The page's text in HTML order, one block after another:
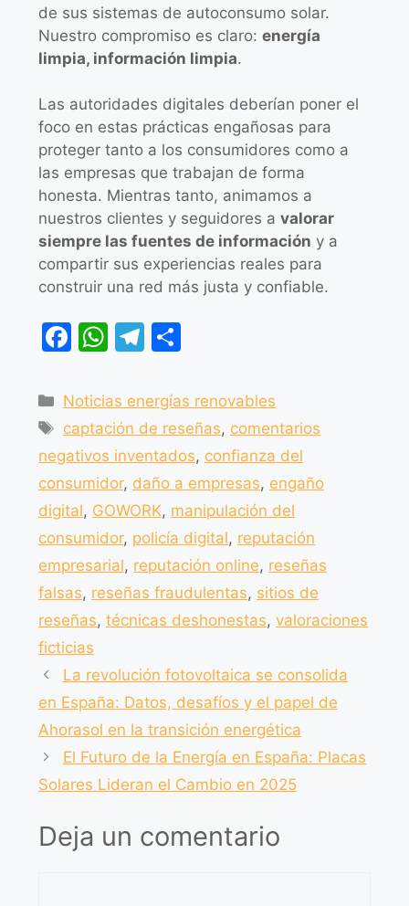
de sus sistemas de autoconsumo solar.
Nuestro compromiso es claro: energía
limpia, información limpia.
Las autoridades digitales deberían poner el
foco en estas prácticas engañosas para
proteger tanto a los consumidores como a
las empresas que trabajan de forma
honesta. Mientras tanto, animamos a
nuestros clientes y seguidores a valorar
siempre las fuentes de información y a
compartir sus experiencias reales para
construir una red más justa y confiable.
F
c
e
b
o
o
k
W
at
s
A
p
p
T
e
gr
a
m
m
p
ar
tir
Noticias energías renovables
captación de reseñas, comentarios
negativos inventados, confianza del
consumidor, daño a empresas, engaño
digital, GOWORK, manipulación del
consumidor, policía digital, reputación
empresarial, reputación online, reseñas
falsas, reseñas fraudulentas, sitios de
reseñas, técnicas deshonestas, valoraciones
ficticias
La revolución fotovoltaica se consolida
en España: Datos, desafíos y el papel de
Ahorasol en la transición energética
El Futuro de la Energía en España: Placas
Solares Lideran el Cambio en 2025
Deja un comentario